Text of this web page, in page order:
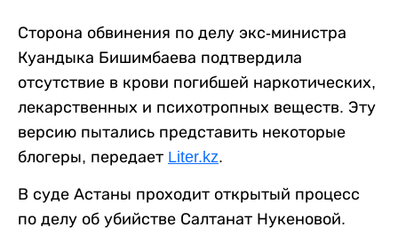
Сторона обвинения по делу экс-министра
Куандыка Бишимбаева подтвердила
отсутствие в крови погибшей наркотических,
лекарственных и психотропных веществ. Эту
версию пытались представить некоторые
блогеры, передает Liter.kz.
В суде Астаны проходит открытый процесс
по делу об убийстве Салтанат Нукеновой.